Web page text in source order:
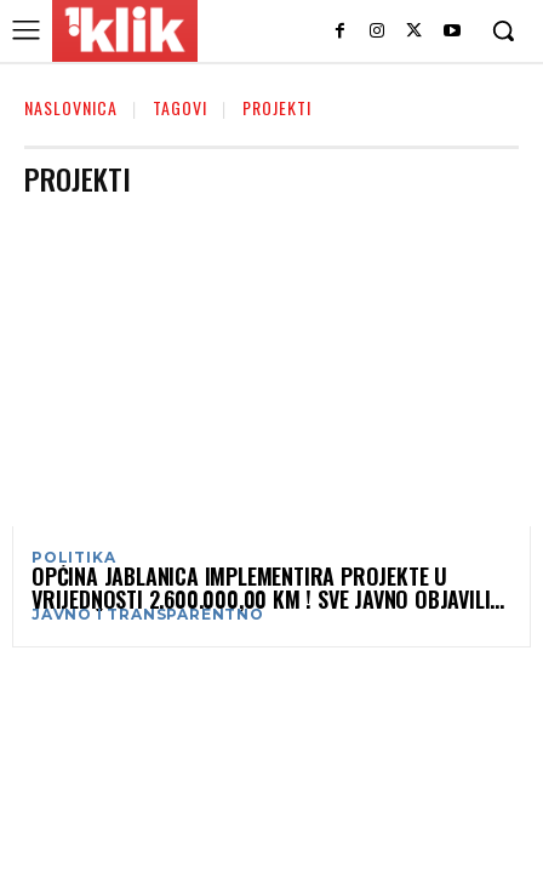
NASLOVNICA TAGOVI PROJEKTI
PROJEKTI
POLITIKA
OPĆINA JABLANICA IMPLEMENTIRA PROJEKTE U
VRIJEDNOSTI 2.600.000,00 KM ! SVE JAVNO OBJAVILI
NA SLUŽBENOJ STRANICI
JAVNO I TRANSPARENTNO